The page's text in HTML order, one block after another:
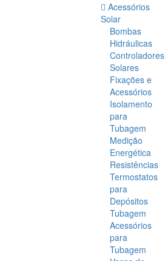
Acessórios
Solar
Bombas
Hidráulicas
Controladores
Solares
Fixações e
Acessórios
Isolamento
para
Tubagem
Medição
Energética
Resistências
Termostatos
para
Depósitos
Tubagem
Acessórios
para
Tubagem